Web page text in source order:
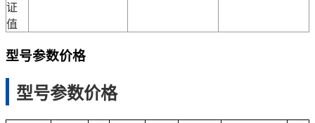
证
值
型号参数价格
型号参数价格